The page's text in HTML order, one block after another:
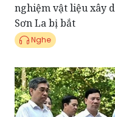
nghiệm vật liệu xây
Sơn La bị bắt
Nghe